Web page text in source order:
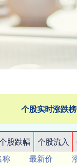
个股实时涨跌榜
股跌幅 个股流入
称 最新价